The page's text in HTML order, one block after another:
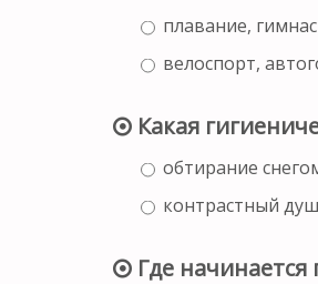
плавание,
велоспорт,
Какая
обтирание
контрастный душ
Где